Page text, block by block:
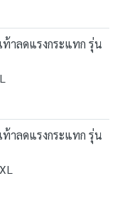
าลดแรงกระแทก รุ่น
าลดแรงกระแทก รุ่น